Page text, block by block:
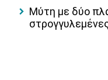
Μύτη με δύο